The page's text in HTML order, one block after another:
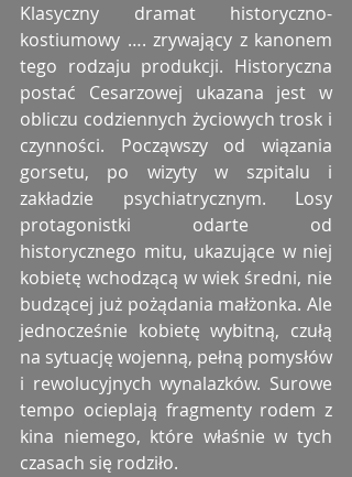
Klasyczny dramat historyczno-
kostiumowy …. zrywający z kanonem
tego rodzaju produkcji. Historyczna
postać Cesarzowej ukazana jest w
obliczu codziennych życiowych trosk i
czynności. Począwszy od wiązania
gorsetu, po wizyty w szpitalu i
zakładzie psychiatrycznym. Losy
protagonistki odarte od
historycznego mitu, ukazujące w niej
kobietę wchodzącą w wiek średni, nie
budzącej już pożądania małżonka. Ale
jednocześnie kobietę wybitną, czułą
na sytuację wojenną, pełną pomysłów
i rewolucyjnych wynalazków. Surowe
tempo ocieplają fragmenty rodem z
kina niemego, które właśnie w tych
czasach się rodziło.